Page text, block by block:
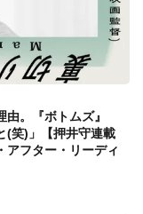
。『ボトムズ』
(笑)」【押井守連載
アフター・リーディ